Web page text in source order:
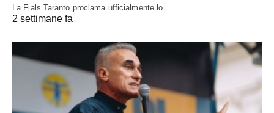
La Fials Taranto proclama ufficialmente lo…
2 settimane fa